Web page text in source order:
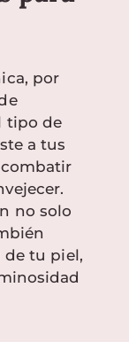
por
tipo de
a tus
combatir
no solo
de tu piel,